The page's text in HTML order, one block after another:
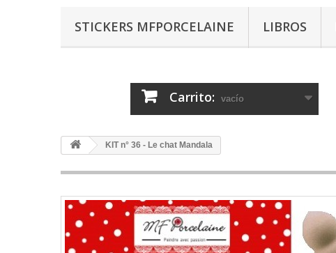
STICKERS MFPORCELAINE LIBROS
Carrito: vacío
KIT n° 36 - Le chat Mandala